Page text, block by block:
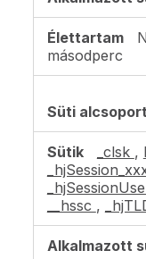
másodperc
_clsk ,
__hssc ,